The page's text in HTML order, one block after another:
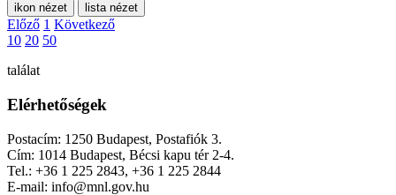
ikon nézet lista nézet
Előző 1 Következő
10 20 50
találat
Elérhetőségek
Postacím: 1250 Budapest, Postafiók 3.
Cím: 1014 Budapest, Bécsi kapu tér 2-4.
Tel.: +36 1 225 2843, +36 1 225 2844
E-mail: info@mnl.gov.hu